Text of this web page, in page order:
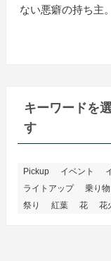
ない悪癖の持ち主。
キーワードを
す
Pickup イベント
ライトアップ
乗り物
祭り
紅葉 花 花